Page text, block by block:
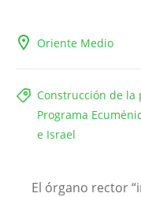
Oriente Medio
Construcción de la
Programa
e Israel
El órgano rector